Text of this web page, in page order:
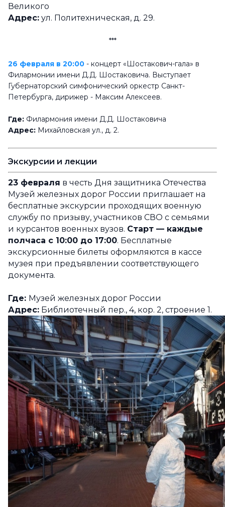
Великого
Адрес: ул. Политехническая, д. 29.
***
26 февраля в 20:00 - концерт «Шостакович-гала» в
Филармонии имени Д.Д. Шостаковича. Выступает
Губернаторский симфонический оркестр Санкт-
Петербурга, дирижер - Максим Алексеев.
Где: Филармония имени Д.Д. Шостаковича
Адрес: Михайловская ул., д. 2.
Экскурсии и лекции
23 февраля в честь Дня защитника Отечества
Музей железных дорог России приглашает на
бесплатные экскурсии проходящих военную
службу по призыву, участников СВО с семьями
и курсантов военных вузов. Старт — каждые
полчаса с 10:00 до 17:00. Бесплатные
экскурсионные билеты оформляются в кассе
музея при предъявлении соответствующего
документа.
Где: Музей железных дорог России
Адрес: Библиотечный пер., 4, кор. 2, строение 1.